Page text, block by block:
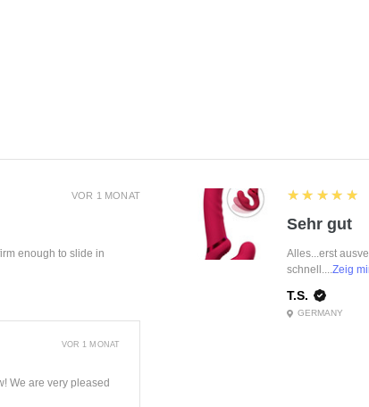
VOR 1 MONAT
enough to slide in
We are very pleased
VOR 1 MONAT
5
★★★★★
Sehr gut
Alles...erst
schnell....Zeig
T.S.
GERMANY